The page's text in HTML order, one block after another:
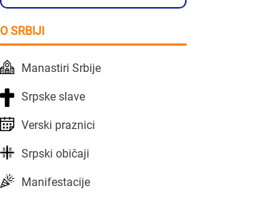
O SRBIJI
Manastiri Srbije
Srpske slave
Verski praznici
Srpski običaji
Manifestacije